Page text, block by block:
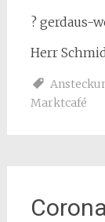
? gerdaus-
Herr
Marktcafé